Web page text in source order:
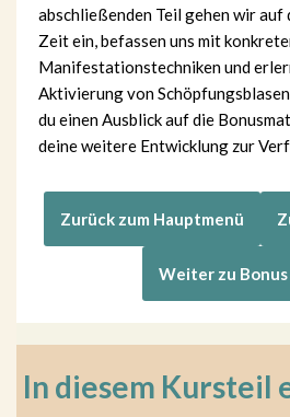
abschließenden Teil gehen wir auf
Zeit ein, befassen uns mit
Manifestationstechniken und
Aktivierung von
du einen Ausblick auf die
deine weitere Entwicklung zur
Zurück zum Hauptmenü
Weiter zu Bonus
In diesem Kursteil